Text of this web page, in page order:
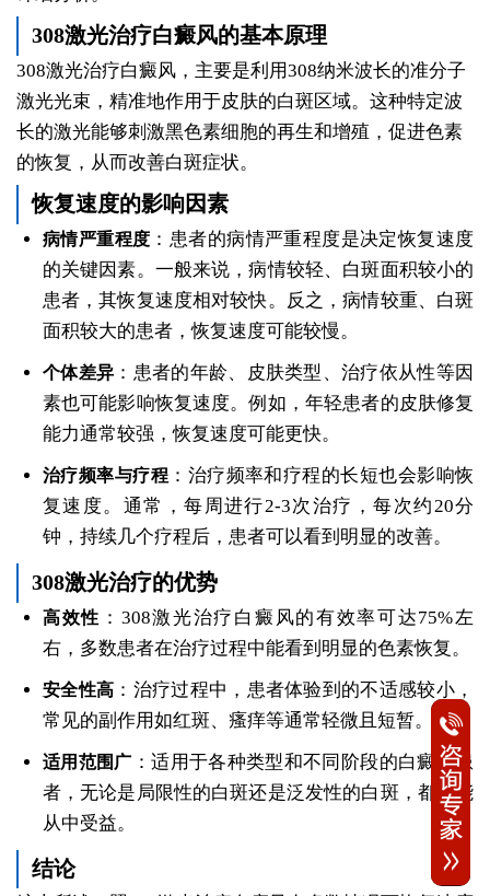
308激光治疗白癜风的基本原理
308激光治疗白癜风，主要是利用308纳米波长的准分子
激光光束，精准地作用于皮肤的白斑区域。这种特定波
长的激光能够刺激黑色素细胞的再生和增殖，促进色素
的恢复，从而改善白斑症状。
恢复速度的影响因素
病情严重程度 ：患者的病情严重程度是决定恢复速度
的关键因素。一般来说，病情较轻、白斑面积较小的
患者，其恢复速度相对较快。反之，病情较重、白斑
面积较大的患者，恢复速度可能较慢。
个体差异 ：患者的年龄、皮肤类型、治疗依从性等因
素也可能影响恢复速度。例如，年轻患者的皮肤修复
能力通常较强，恢复速度可能更快。
治疗频率与疗程 ：治疗频率和疗程的长短也会影响恢
复速度。通常，每周进行2-3次治疗，每次约20分
钟，持续几个疗程后，患者可以看到明显的改善。
308激光治疗的优势
高效性 ：308激光治疗白癜风的有效率可达75%左
右，多数患者在治疗过程中能看到明显的色素恢复。
安全性高 ：治疗过程中，患者体验到的不适感较小，
常见的副作用如红斑、瘙痒等通常轻微且短暂。
适用范围广 ：适用于各种类型和不同阶段的白癜风患
者，无论是局限性的白斑还是泛发性的白斑，都可能
从中受益。
结论